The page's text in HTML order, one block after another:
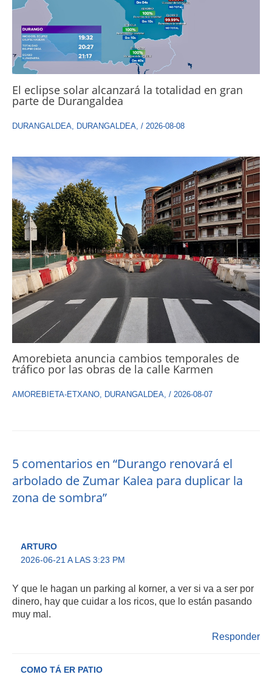
El eclipse solar alcanzará la totalidad en gran
parte de Durangaldea
DURANGALDEA DURANGALDEA / 2026-08-08
Amorebieta anuncia cambios temporales de
tráfico por las obras de la calle Karmen
AMOREBIETA-ETXANO, DURANGALDEA, / 2026-08-07
5 comentarios en “Durango renovará el
arbolado de Zumar Kalea para duplicar la
zona de sombra”
ARTURO
2026-06-21 A LAS 3:23 PM
Y que le hagan un parking al korner, a ver si va a ser por
dinero, hay que cuidar a los ricos, que lo están pasando
muy mal.
Responder
COMO TÁ ER PATIO